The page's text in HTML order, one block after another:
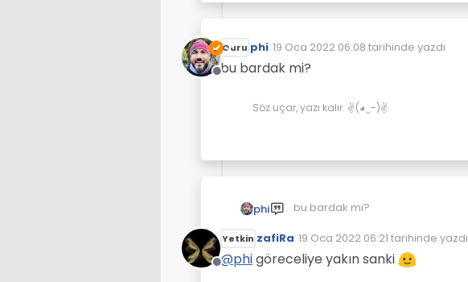
Çevrimdışı
Guru phi 19 Oca 2022 06:08 tarihinde yazdı
Son düzenleyen:
bu bardak mi?
Söz uçar, yazı kalır. ✌(◕‿-)✌
phi bu bardak mi?
Çevrimdışı
Yetkin zafiRa 19 Oca 2022 06:21 tarihinde yazdı
Son düzenleyen:
@phigöreceliye yakın sanki